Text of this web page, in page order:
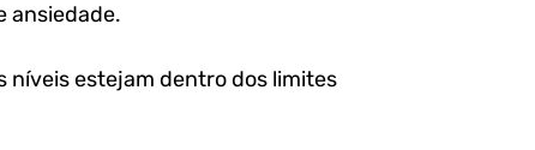
ansiedade.
níveis estejam dentro dos limites